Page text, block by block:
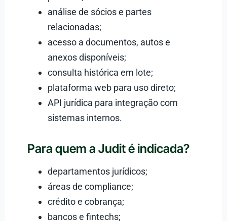
análise de sócios e partes
relacionadas;
acesso a documentos, autos e
anexos disponíveis;
consulta histórica em lote;
plataforma web para uso direto;
API jurídica para integração com
sistemas internos.
Para quem a Judit é indicada?
departamentos jurídicos;
áreas de compliance;
crédito e cobrança;
bancos e fintechs;